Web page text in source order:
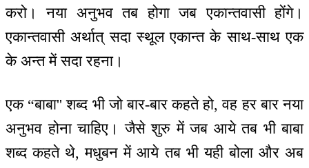
करो। नया अनुभव तब होगा जब एकान्तवासी होंगे।
एकान्तवासी अर्थात् सदा स्थूल एकान्त के साथ-साथ एक
के अन्त में सदा रहना।
एक “बाबा'' शब्द भी जो बार-बार कहते हो, वह हर बार नया
अनुभव होना चाहिए। जैसे शुरु में जब आये तब भी बाबा
शब्द कहते थे, मधुबन में आये तब भी यही बोला और अब